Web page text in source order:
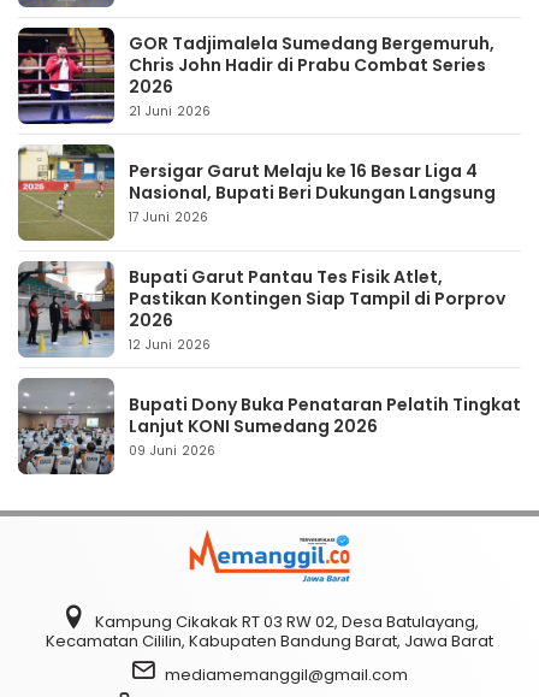
GOR Tadjimalela Sumedang Bergemuruh,
Chris John Hadir di Prabu Combat Series
2026
21 Juni 2026
Persigar Garut Melaju ke 16 Besar Liga 4
Nasional, Bupati Beri Dukungan Langsung
17 Juni 2026
Bupati Garut Pantau Tes Fisik Atlet,
Pastikan Kontingen Siap Tampil di Porprov
2026
12 Juni 2026
Bupati Dony Buka Penataran Pelatih Tingkat
Lanjut KONI Sumedang 2026
09 Juni 2026
Kampung Cikakak RT 03 RW 02, Desa Batulayang,
Kecamatan Cililin, Kabupaten Bandung Barat, Jawa Barat
mediamemanggil@gmail.com